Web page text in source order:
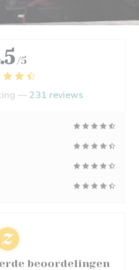
/5
— 231 reviews
beoordelingen